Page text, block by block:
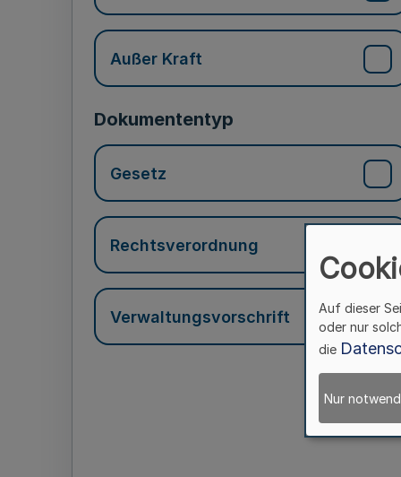
Außer Kraft
Dokumententyp
Gesetz
Rechtsverordnung
Verwaltungsvorschrift
Auf dieser
oder nur
die
Nur